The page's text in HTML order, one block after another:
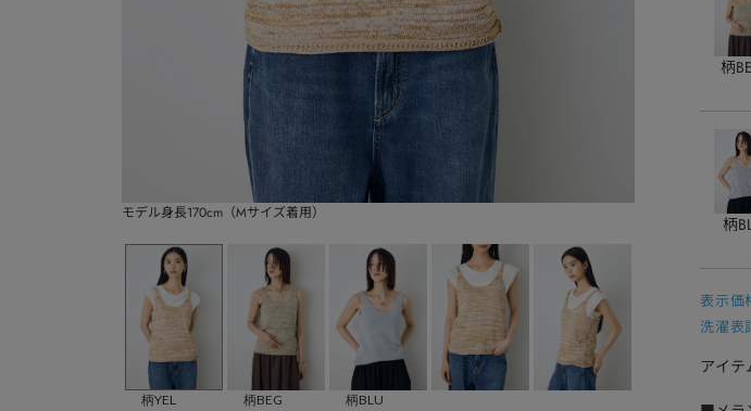
モデル身長170cm（Mサイズ着用）
柄YEL 柄BEG 柄BLU
柄
柄
表示価
洗濯表
アイテ